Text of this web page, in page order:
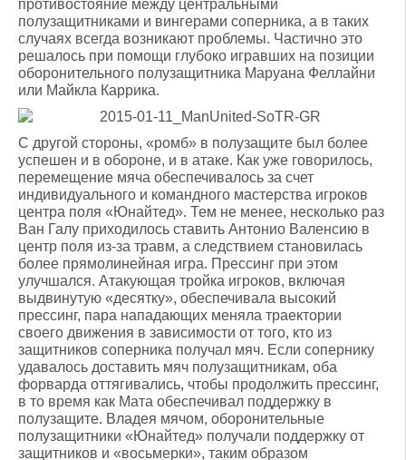
противостояние между центральными
полузащитниками и вингерами соперника, а в таких
случаях всегда возникают проблемы. Частично это
решалось при помощи глубоко игравших на позиции
оборонительного полузащитника Маруана Феллайни
или Майкла Каррика.
С другой стороны, «ромб» в полузащите был более
успешен и в обороне, и в атаке. Как уже говорилось,
перемещение мяча обеспечивалось за счет
индивидуального и командного мастерства игроков
центра поля «Юнайтед». Тем не менее, несколько раз
Ван Галу приходилось ставить Антонио Валенсию в
центр поля из-за травм, а следствием становилась
более прямолинейная игра. Прессинг при этом
улучшался. Атакующая тройка игроков, включая
выдвинутую «десятку», обеспечивала высокий
прессинг, пара нападающих меняла траектории
своего движения в зависимости от того, кто из
защитников соперника получал мяч. Если сопернику
удавалось доставить мяч полузащитникам, оба
форварда оттягивались, чтобы продолжить прессинг,
в то время как Мата обеспечивал поддержку в
полузащите. Владея мячом, оборонительные
полузащитники «Юнайтед» получали поддержку от
защитников и «восьмерки», таким образом